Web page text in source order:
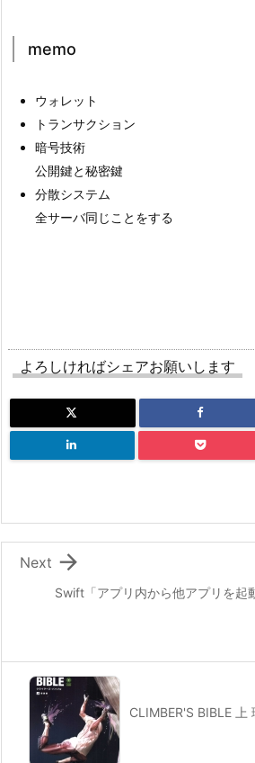
memo
ウォレット
トランサクション
暗号技術
公開鍵と秘密鍵
分散システム
全サーバ同じことをする
よろしければシェアお願いします
Swift「アプリ内から他アプリを起

Next
CLIMBER'S BIBLE 上